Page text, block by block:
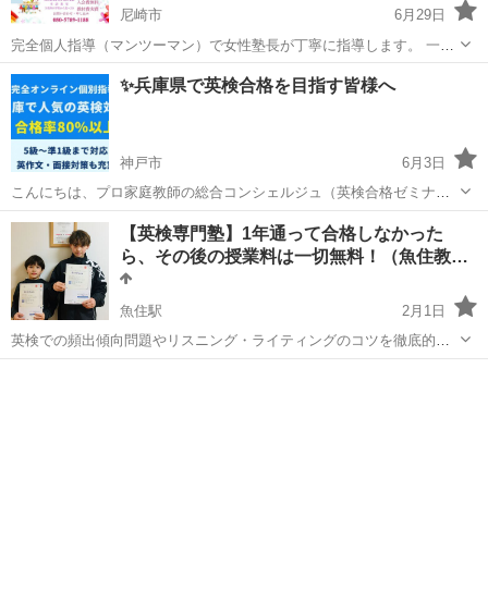
尼崎市
6月29日
完全個人指導（マンツーマン）で女性塾長が丁寧に指導します。 一人
ひとりの理解度・ペースに合わせて進めるため、無理なく力を伸ばす
ことができます。 「英語が苦手」「勉強の仕方がわからない」 そんな
お悩みに寄り添い、基礎からし...
兵庫 尼崎市 英検 個人
✨兵庫県で英検合格を目指す皆様へ
神戸市
6月3日
こんにちは、プロ家庭教師の総合コンシェルジュ（英検合格ゼミナー
ル）です。👉https://kateikyoshi-sogo.com 「内申点が足りなくて志望
校を迷っている」「私立の加点制度をフル活用したい」 そんな兵庫
県...
兵庫 神戸市 英検 オンライン
【英検専門塾】1年通って合格しなかった
ら、その後の授業料は一切無料！（魚住教
室）
魚住駅
2月1日
英検での頻出傾向問題やリスニング・ライティングのコツを徹底的に
解説させて頂きます。 延べ800名以上の合格者を輩出しております。